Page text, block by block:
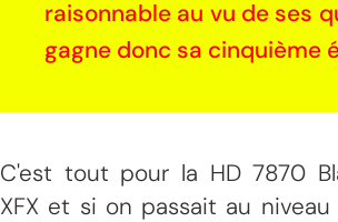
raisonnable au vu de ses
gagne donc sa cinquième
C'est tout pour la HD 7870
XFX et si on passait au